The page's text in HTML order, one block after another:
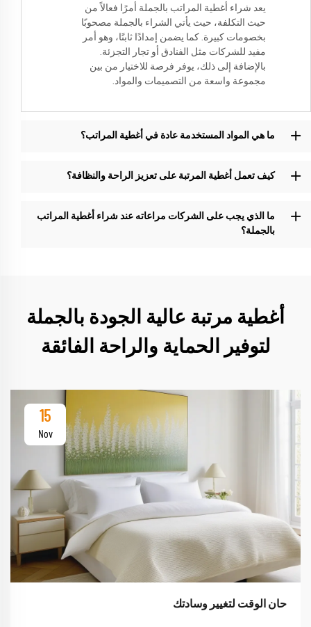
يعد شراء أغطية المراتب بالجملة أمرًا فعالاً من
حيث التكلفة، حيث يأتي الشراء بالجملة مصحوبًا
بخصومات كبيرة. كما يضمن إمدادًا ثابتًا، وهو أمر
مفيد للشركات مثل الفنادق أو تجار التجزئة.
بالإضافة إلى ذلك، يوفر فرصة للاختيار من بين
مجموعة واسعة من التصميمات والمواد.
ما هي المواد المستخدمة عادة في أغطية المراتب؟
كيف تعمل أغطية المرتبة على تعزيز الراحة والنظافة؟
ما الذي يجب على الشركات مراعاته عند شراء أغطية المراتب
بالجملة؟
أغطية مرتبة عالية الجودة بالجملة
لتوفير الحماية والراحة الفائقة
15
Nov
حان الوقت لتغيير وسادتك